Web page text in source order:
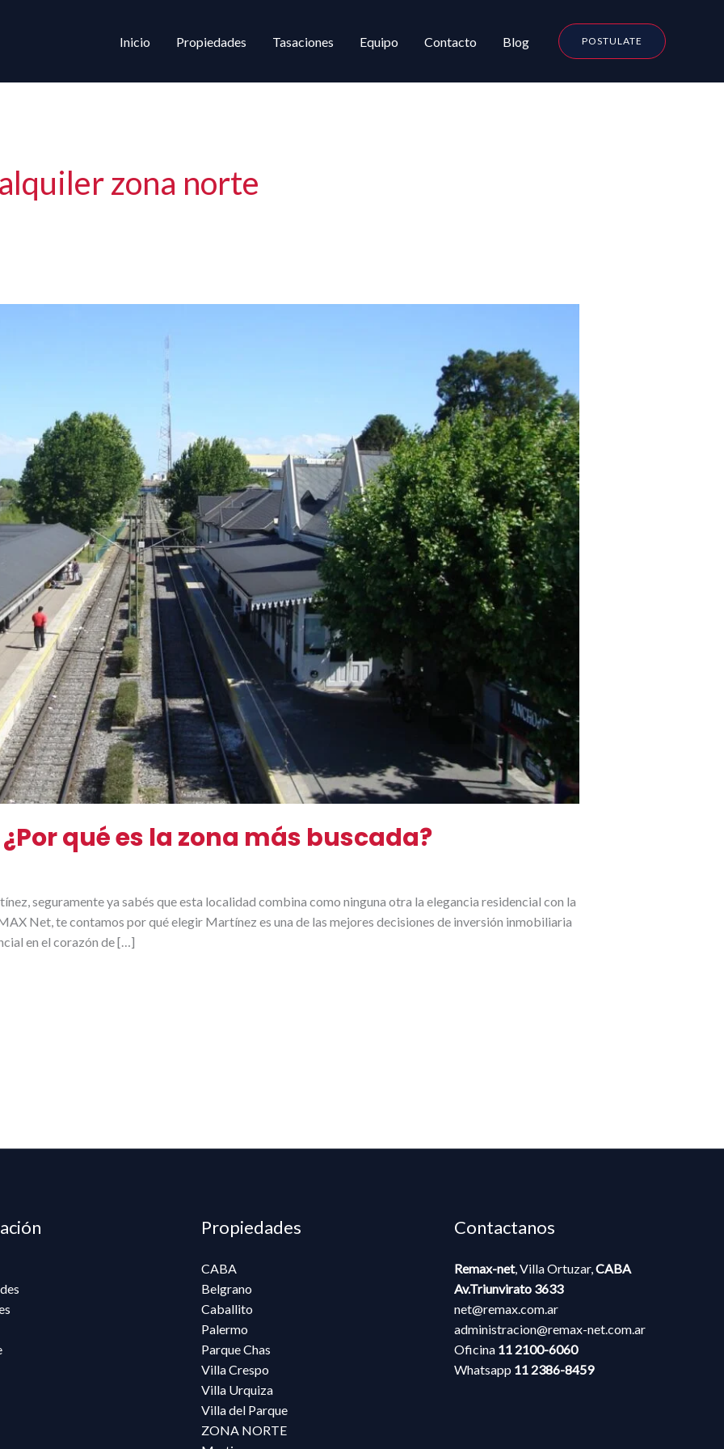
Inicio Propiedades Tasaciones Equipo Contacto Blog POSTULATE
zona norte
qué es la zona más buscada?
seguramente ya sabés que esta localidad combina como ninguna otra la elegancia residencial con la
Net, te contamos por qué elegir Martínez es una de las mejores decisiones de inversión inmobiliaria
en el corazón de […]
Propiedades
CABA
Belgrano
Caballito
Palermo
Parque Chas
Villa Crespo
Villa Urquiza
Villa del Parque
ZONA NORTE
Contactanos
Remax-net, Villa Ortuzar,CABA​​
Av.Triunvirato 3633
net@remax.com.ar
administracion@remax-net.com​.ar
Oficina11 2100-6060
Whatsapp 11 2386-8459